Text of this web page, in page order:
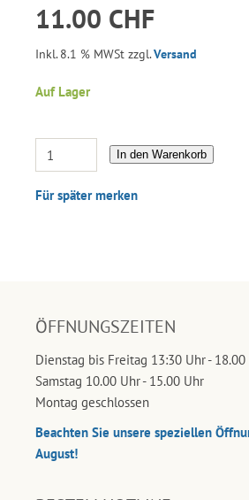
11.00 CHF
Inkl. 8.1 % MWSt zzgl.Versand
Auf Lager
In den Warenkorb
Für später merken
ÖFFNUNGSZEITEN
Dienstag bis Freitag 13:30 Uhr - 18.00
Samstag 10.00 Uhr - 15.00 Uhr
Montag geschlossen
Beachten Sie unsere speziellen
August!